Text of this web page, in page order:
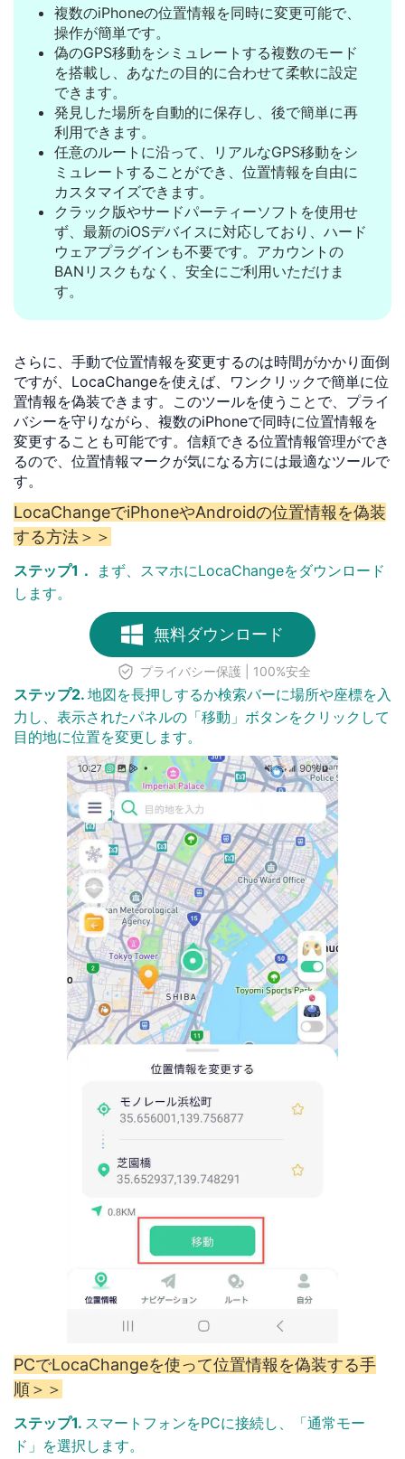
複数のiPhoneの位置情報を同時に変更可能で、
操作が簡単です。
偽のGPS移動をシミュレートする複数のモード
を搭載し、あなたの目的に合わせて柔軟に設定
できます。
発見した場所を自動的に保存し、後で簡単に再
利用できます。
任意のルートに沿って、リアルなGPS移動をシ
ミュレートすることができ、位置情報を自由に
カスタマイズできます。
クラック版やサードパーティーソフトを使用せ
ず、最新のiOSデバイスに対応しており、ハード
ウェアプラグインも不要です。アカウントの
BANリスクもなく、安全にご利用いただけま
す。
さらに、手動で位置情報を変更するのは時間がかかり面倒
ですが、LocaChangeを使えば、ワンクリックで簡単に位
置情報を偽装できます。このツールを使うことで、プライ
バシーを守りながら、複数のiPhoneで同時に位置情報を
変更することも可能です。信頼できる位置情報管理ができ
るので、位置情報マークが気になる方には最適なツールで
す。
LocaChangeでiPhoneやAndroidの位置情報を偽装
する方法＞＞
ステップ1．
まず、スマホにLocaChangeをダウンロード
します。
無料ダウンロード
プライバシー保護 | 100%安全
ステップ2. 地図を長押しするか検索バーに場所や座標を入
力し、表示されたパネルの「移動」ボタンをクリックして
目的地に位置を変更します。
PCでLocaChangeを使って位置情報を偽装する手
順＞＞
ステップ1. スマートフォンをPCに接続し、「通常モー
ド」を選択します。